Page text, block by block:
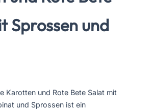
Sprossen und
Karotten und Rote Bete Salat mit
und Sprossen ist ein